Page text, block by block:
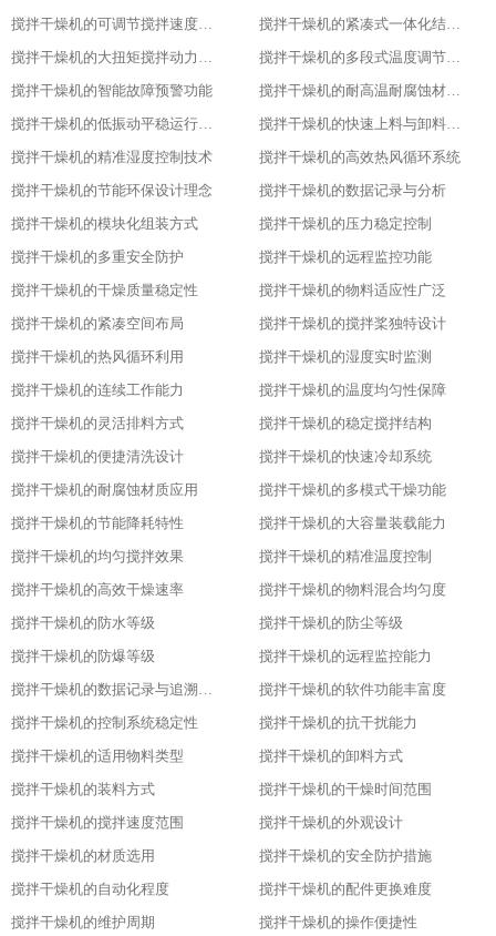
搅拌干燥机的可调节搅拌速度功能
搅拌干燥机的紧凑式一体化结构布局
搅拌干燥机的大扭矩搅拌动力输出
搅拌干燥机的多段式温度调节模式
搅拌干燥机的智能故障预警功能
搅拌干燥机的耐高温耐腐蚀材质选用
搅拌干燥机的低振动平稳运行特性
搅拌干燥机的快速上料与卸料设计
搅拌干燥机的精准湿度控制技术
搅拌干燥机的高效热风循环系统
搅拌干燥机的节能环保设计理念
搅拌干燥机的数据记录与分析
搅拌干燥机的模块化组装方式
搅拌干燥机的压力稳定控制
搅拌干燥机的多重安全防护
搅拌干燥机的远程监控功能
搅拌干燥机的干燥质量稳定性
搅拌干燥机的物料适应性广泛
搅拌干燥机的紧凑空间布局
搅拌干燥机的搅拌桨独特设计
搅拌干燥机的热风循环利用
搅拌干燥机的湿度实时监测
搅拌干燥机的连续工作能力
搅拌干燥机的温度均匀性保障
搅拌干燥机的灵活排料方式
搅拌干燥机的稳定搅拌结构
搅拌干燥机的便捷清洗设计
搅拌干燥机的快速冷却系统
搅拌干燥机的耐腐蚀材质应用
搅拌干燥机的多模式干燥功能
搅拌干燥机的节能降耗特性
搅拌干燥机的大容量装载能力
搅拌干燥机的均匀搅拌效果
搅拌干燥机的精准温度控制
搅拌干燥机的高效干燥速率
搅拌干燥机的物料混合均匀度
搅拌干燥机的防水等级
搅拌干燥机的防尘等级
搅拌干燥机的防爆等级
搅拌干燥机的远程监控能力
搅拌干燥机的数据记录与追溯功能
搅拌干燥机的软件功能丰富度
搅拌干燥机的控制系统稳定性
搅拌干燥机的抗干扰能力
搅拌干燥机的适用物料类型
搅拌干燥机的卸料方式
搅拌干燥机的装料方式
搅拌干燥机的干燥时间范围
搅拌干燥机的搅拌速度范围
搅拌干燥机的外观设计
搅拌干燥机的材质选用
搅拌干燥机的安全防护措施
搅拌干燥机的自动化程度
搅拌干燥机的配件更换难度
搅拌干燥机的维护周期
搅拌干燥机的操作便捷性